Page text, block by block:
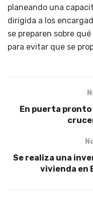
planeando una
dirigida a los
se preparen sobre
para evitar que se
En puerta
Se realiza una
vivienda en